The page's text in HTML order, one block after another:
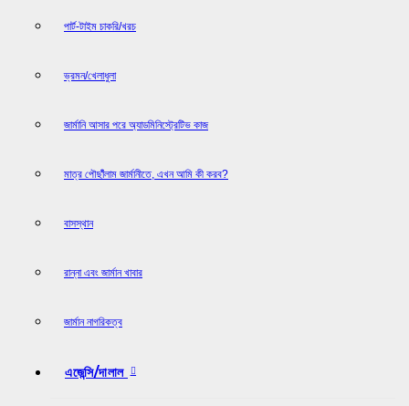
পার্ট-টাইম চাকরি/খরচ
ভ্রমন/খেলাধুলা
জার্মানি আসার পরে অ্যাডমিনিস্ট্রেটিভ কাজ
মাত্র পৌছাঁঁলাম জার্মানীতে, এখন আমি কী করব?
বাসস্থান
রান্না এবং জার্মান খাবার
জার্মান নাগরিকত্ব
এজেন্সি/দালাল